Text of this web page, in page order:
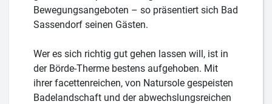
Bewegungsangeboten – so präsentiert sich Bad
Sassendorf seinen Gästen.
Wer es sich richtig gut gehen lassen will, ist in
der Börde-Therme bestens aufgehoben. Mit
ihrer facettenreichen, von Natursole gespeisten
Badelandschaft und der abwechslungsreichen